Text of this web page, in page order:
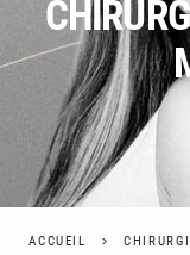
ACCUEIL